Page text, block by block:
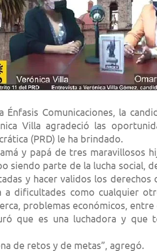
Énfasis Comunicaciones, la
Villa agradeció las
(PRD) le ha brindado.
y papá de tres maravillosos
siendo parte de la lucha social,
y hacer validos los derechos
a dificultades como cualquier
problemas económicos,
que es una luchadora y que
de retos y de metas”, agregó.